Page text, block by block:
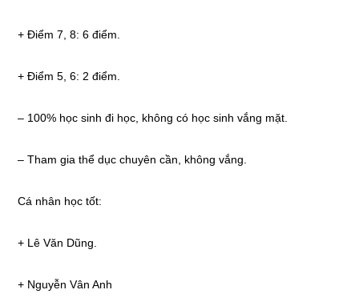
+ Điểm 7, 8: 6 điểm.
+ Điểm 5, 6: 2 điểm.
– 100% học sinh đi học, không có học sinh vắng mặt.
– Tham gia thể dục chuyên cần, không vắng.
Cá nhân học tốt:
+ Lê Văn Dũng.
+ Nguyễn Vân Anh